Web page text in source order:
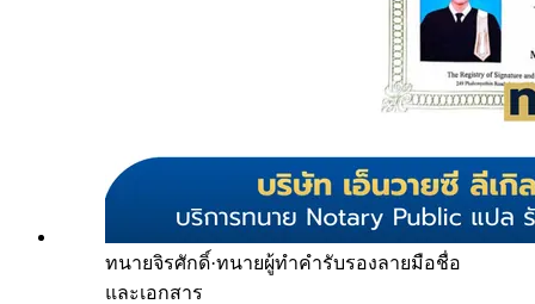
ทนายจิรศักดิ์·ทนายผู้ทำคำรับรองลายมือชื่อ
และเอกสาร